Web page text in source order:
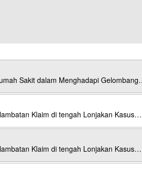
Sakit dalam Menghadapi
Klaim di tengah Lonjakan Kasus…
Klaim di tengah Lonjakan Kasus…